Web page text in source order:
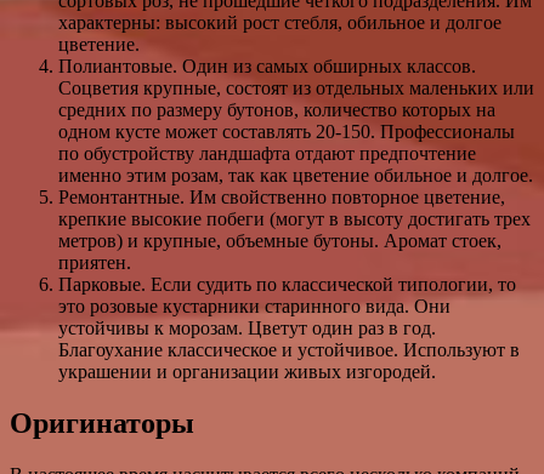
характерны: высокий рост стебля, обильное и долгое
цветение.
Полиантовые. Один из самых обширных классов.
Соцветия крупные, состоят из отдельных маленьких или
средних по размеру бутонов, количество которых на
одном кусте может составлять 20-150. Профессионалы
по обустройству ландшафта отдают предпочтение
именно этим розам, так как цветение обильное и долгое.
Ремонтантные. Им свойственно повторное цветение,
крепкие высокие побеги (могут в высоту достигать трех
метров) и крупные, объемные бутоны. Аромат стоек,
приятен.
Парковые. Если судить по классической типологии, то
это розовые кустарники старинного вида. Они
устойчивы к морозам. Цветут один раз в год.
Благоухание классическое и устойчивое. Используют в
украшении и организации живых изгородей.
Оригинаторы